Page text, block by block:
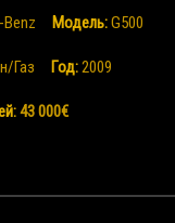
Mодель:G500
Газ Год:2009
43 000€